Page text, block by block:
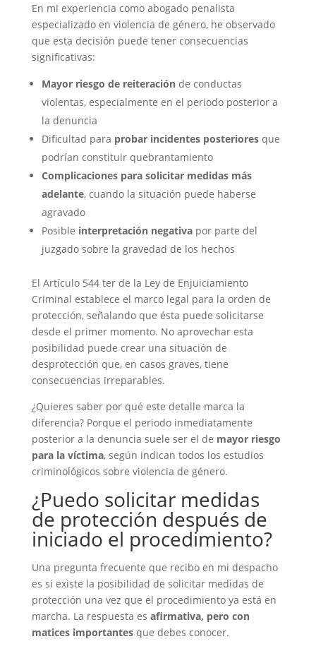
En mi experiencia como abogado penalista
especializado en violencia de género, he observado
que esta decisión puede tener consecuencias
significativas:
Mayor riesgo de reiteraciónde conductas
violentas, especialmente en el periodo posterior a
la denuncia
Dificultad para probar incidentes posterioresque
podrían constituir quebrantamiento
Complicaciones para solicitar medidas más
adelante, cuando la situación puede haberse
agravado
Posible interpretación negativapor parte del
juzgado sobre la gravedad de los hechos
El Artículo 544 ter de la Ley de Enjuiciamiento
Criminal establece el marco legal para la orden de
protección, señalando que ésta puede solicitarse
desde el primer momento. No aprovechar esta
posibilidad puede crear una situación de
desprotección que, en casos graves, tiene
consecuencias irreparables.
¿Quieres saber por qué este detalle marca la
diferencia? Porque el periodo inmediatamente
posterior a la denuncia suele ser el de mayor riesgo
para la víctima, según indican todos los estudios
criminológicos sobre violencia de género.
¿Puedo solicitar medidas
de protección después de
iniciado el procedimiento?
Una pregunta frecuente que recibo en mi despacho
es si existe la posibilidad de solicitar medidas de
protección una vez que el procedimiento ya está en
marcha. La respuesta es afirmativa, pero con
matices importantesque debes conocer.